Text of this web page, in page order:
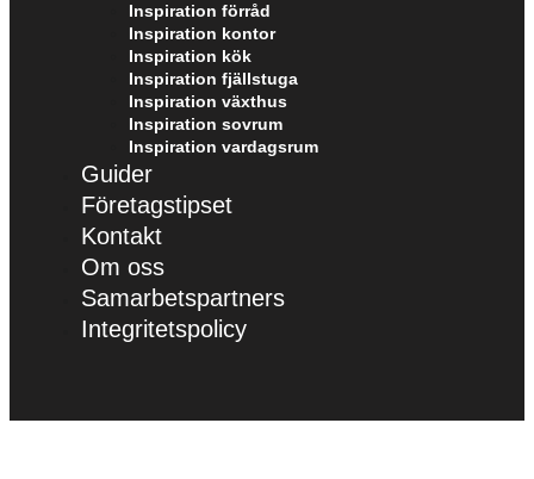
Inspiration förråd
Inspiration kontor
Inspiration kök
Inspiration fjällstuga
Inspiration växthus
Inspiration sovrum
Inspiration vardagsrum
Guider
Företagstipset
Kontakt
Om oss
Samarbetspartners
Integritetspolicy